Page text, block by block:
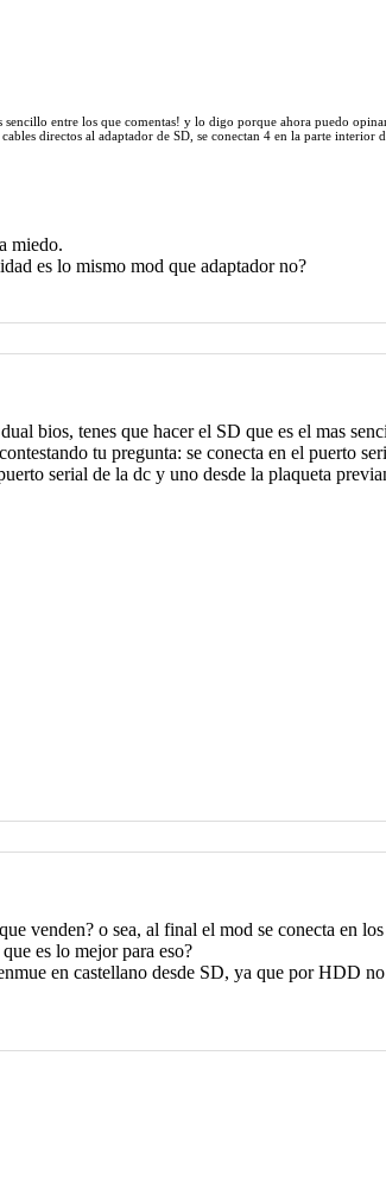
entre los que comentas! y lo digo porque ahora puedo
directos al adaptador de SD, se conectan 4 en la parte
miedo.
es lo mismo mod que adaptador no?
bios, tenes que hacer el SD que es el mas
tu pregunta: se conecta en el puerto
serial de la dc y uno desde la plaqueta
venden? o sea, al final el mod se conecta en
es lo mejor para eso?
en castellano desde SD, ya que por HDD